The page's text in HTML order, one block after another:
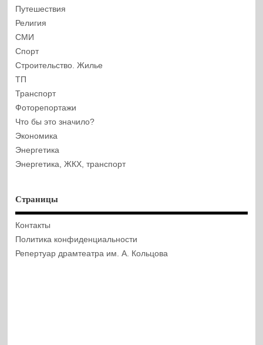
Путешествия
Религия
СМИ
Спорт
Строительство. Жилье
ТП
Транспорт
Фоторепортажи
Что бы это значило?
Экономика
Энергетика
Энергетика, ЖКХ, транспорт
Страницы
Контакты
Политика конфиденциальности
Репертуар драмтеатра им. А. Кольцова